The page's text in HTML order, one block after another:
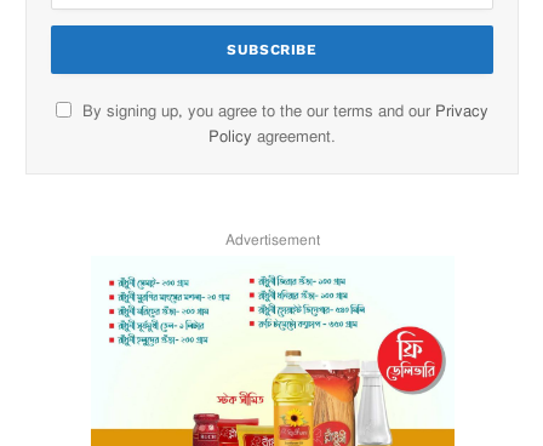
By signing up, you agree to the our terms and our Privacy
Policy agreement.
Advertisement